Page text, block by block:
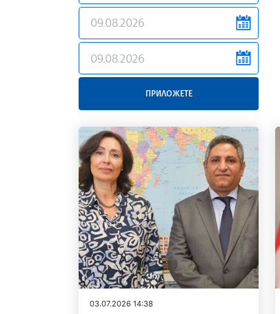
news.filter.from
news.filter.to
ПРИЛОЖЕТЕ
03.07.2026 14:38